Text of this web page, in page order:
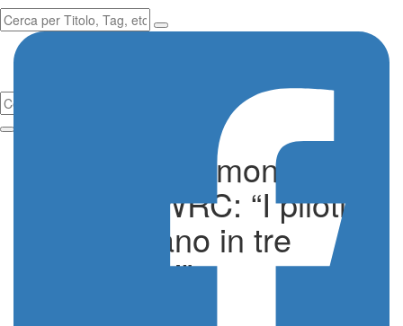
Richard Hammond
scopre il WRC: “I piloti
rally guidano in tre
dimensioni”